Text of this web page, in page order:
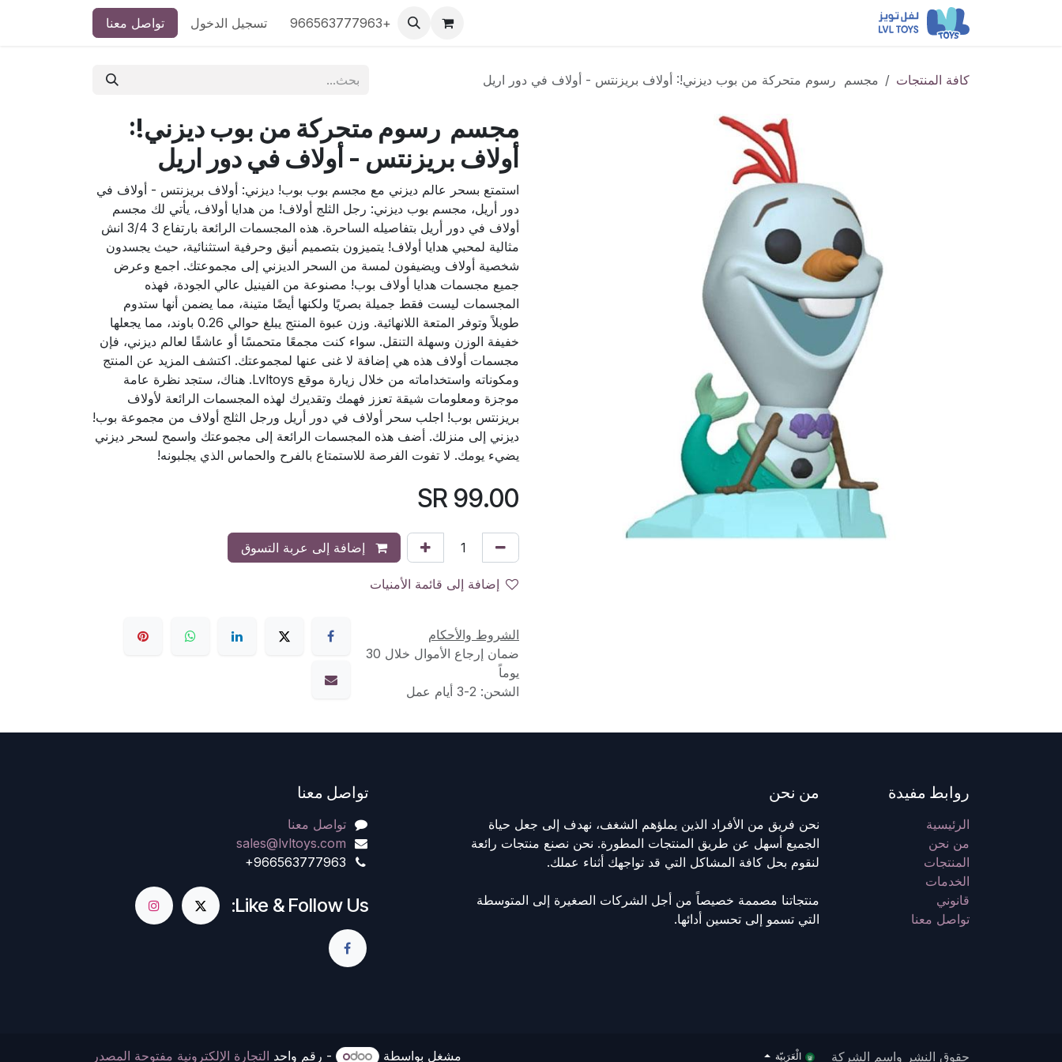
تخطي للذهاب إلى المحتوى
التصفح حسب الشركة التصفح حسب المنتج
+966563777963 تسجيل الدخول تواصل معنا
كافة المنتجات مجسم رسوم متحركة من بوب ديزني!: أولاف بريزنتس - أولاف في دور اريل
مجسم رسوم متحركة من بوب ديزني!:
أولاف بريزنتس - أولاف في دور اريل
استمتع بسحر عالم ديزني مع مجسم بوب بوب! ديزني: أولاف بريزنتس - أولاف في
دور أريل، مجسم بوب ديزني: رجل الثلج أولاف! من هدايا أولاف، يأتي لك مجسم
أولاف في دور أريل بتفاصيله الساحرة. هذه المجسمات الرائعة بارتفاع 3 3/4 انش
مثالية لمحبي هدايا أولاف! يتميزون بتصميم أنيق وحرفية استثنائية، حيث يجسدون
شخصية أولاف ويضيفون لمسة من السحر الديزني إلى مجموعتك. اجمع وعرض
جميع مجسمات هدايا أولاف بوب! مصنوعة من الفينيل عالي الجودة، فهذه
المجسمات ليست فقط جميلة بصريًا ولكنها أيضًا متينة، مما يضمن أنها ستدوم
طويلاً وتوفر المتعة اللانهائية. وزن عبوة المنتج يبلغ حوالي 0.26 باوند، مما يجعلها
خفيفة الوزن وسهلة التنقل. سواء كنت مجمعًا متحمسًا أو عاشقًا لعالم ديزني، فإن
مجسمات أولاف هذه هي إضافة لا غنى عنها لمجموعتك. اكتشف المزيد عن المنتج
ومكوناته واستخداماته من خلال زيارة موقع Lvltoys. هناك، ستجد نظرة عامة
موجزة ومعلومات شيقة تعزز فهمك وتقديرك لهذه المجسمات الرائعة لأولاف
بريزنتس بوب! اجلب سحر أولاف في دور أريل ورجل الثلج أولاف من مجموعة بوب!
ديزني إلى منزلك. أضف هذه المجسمات الرائعة إلى مجموعتك واسمح لسحر ديزني
يضيء يومك. لا تفوت الفرصة للاستمتاع بالفرح والحماس الذي يجلبونه!
99.00
إضافة إلى عربة التسوق
إضافة إلى قائمة الأمنيات
الشروط والأحكام
ضمان إرجاع الأموال خلال 30
يوماً
الشحن: 2-3 أيام عمل
روابط مفيدة
الرئيسية
من نحن
المنتجات
الخدمات
قانوني
تواصل معنا
من نحن
نحن فريق من الأفراد الذين يملؤهم الشغف، نهدف إلى جعل حياة
الجميع أسهل عن طريق المنتجات المطورة. نحن نصنع منتجات رائعة
لنقوم بحل كافة المشاكل التي قد تواجهك أثناء عملك.
منتجاتنا مصممة خصيصاً من أجل الشركات الصغيرة إلى المتوسطة
التي تسمو إلى تحسين أدائها.
تواصل معنا
تواصل معنا
sales@lvltoys.com
+966563777963
Like & Follow Us:
حقوق النشر واسم الشركة الْعَرَبيّة مشغل بواسطة - رقم واحد التجارة الإلكترونية مفتوحة المصدر